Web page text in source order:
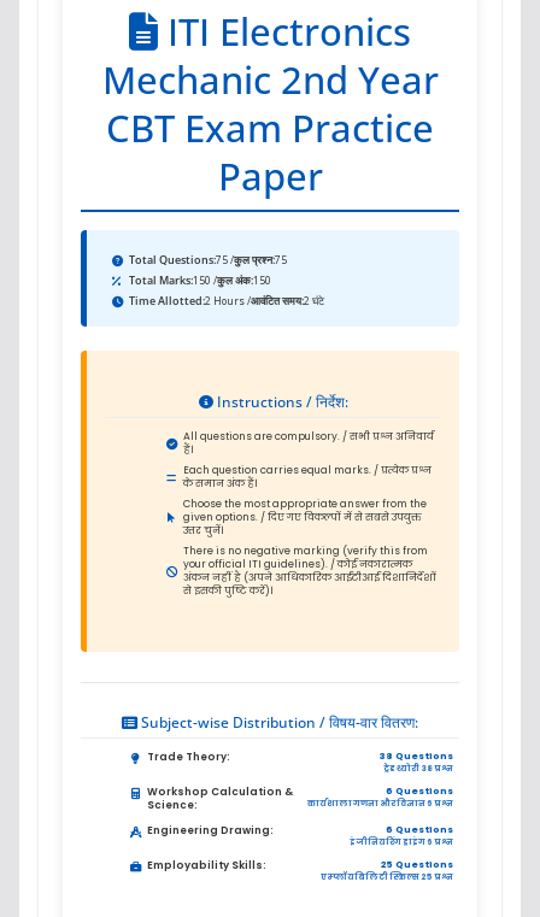
ITI Electronics
Mechanic 2nd Year
CBT Exam Practice
Paper
Total Questions:75 /कुल प्रश्न:75
Total Marks:150 /कुल अंक:150
Time Allotted:2 Hours /आवंटित समय:2 घंटे
Instructions / निर्देश:
All questions are compulsory. / सभी प्रश्न अनिवार्य
हैं।
Each question carries equal marks. / प्रत्येक प्रश्न
के समान अंक हैं।
Choose the most appropriate answer from the
given options. / दिए गए विकल्पों में से सबसे उपयुक्त
उत्तर चुनें।
There is no negative marking (verify this from
your official ITI guidelines). / कोई नकारात्मक
अंकन नहीं है (अपने आधिकारिक आईटीआई दिशानिर्देशों
से इसकी पुष्टि करें)।
Subject-wise Distribution / विषय-वार वितरण:
Trade Theory: 38 Questions
ट्रेड थ्योरी 38 प्रश्न
Workshop Calculation &
Science:
6 Questions
कार्यशाला गणना और विज्ञान 6 प्रश्न
Engineering Drawing: 6 Questions
इंजीनियरिंग ड्राइंग 6 प्रश्न
Employability Skills: 25 Questions
एम्प्लॉयबिलिटी स्किल्स 25 प्रश्न